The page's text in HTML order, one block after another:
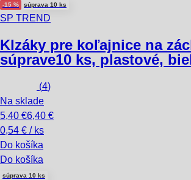
-15 % súprava 10 ks
SP TREND
Klzáky pre koľajnice na
súprave10 ks, plastové,
(4)
Na sklade
5,40 €6,40 €
0,54 € / ks
Do košíka
Do košíka
súprava 10 ks